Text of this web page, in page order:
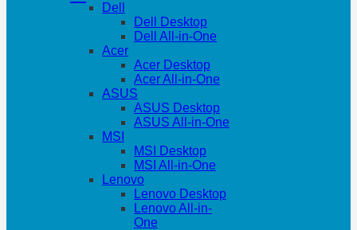
Dell
Dell Desktop
Dell All-in-One
Acer
Acer Desktop
Acer All-in-One
ASUS
ASUS Desktop
ASUS All-in-One
MSI
MSI Desktop
MSI All-in-One
Lenovo
Lenovo Desktop
Lenovo All-in-
One